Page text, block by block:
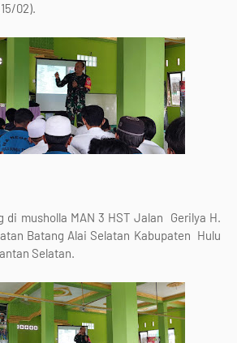
02).
di musholla MAN 3 HST Jalan Gerilya H.
Batang Alai Selatan Kabupaten Hulu
Selatan.